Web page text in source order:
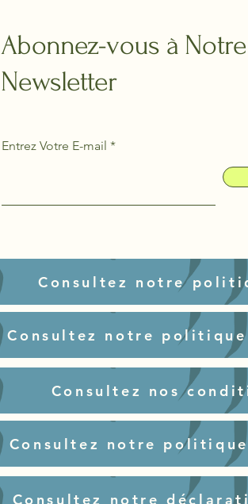
Abonnez-vous à Notre
Newsletter
Entrez Votre E-mail
Consultez notre
Consultez notre politique
Consultez nos
Consultez notre
Consultez notre